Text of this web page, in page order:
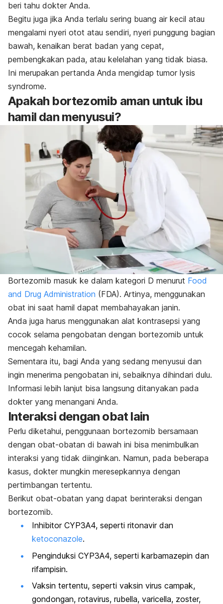
beri tahu dokter Anda.
Begitu juga jika Anda terlalu sering buang air kecil atau
mengalami nyeri otot atau sendiri, nyeri punggung bagian
bawah, kenaikan berat badan yang cepat,
pembengkakan pada, atau kelelahan yang tidak biasa.
Ini merupakan pertanda Anda mengidap tumor lysis
syndrome.
Apakah bortezomib aman untuk ibu
hamil dan menyusui?
Bortezomib masuk ke dalam kategori D menurut Food
and Drug Administration (FDA). Artinya, menggunakan
obat ini saat hamil dapat membahayakan janin.
Anda juga harus menggunakan alat kontrasepsi yang
cocok selama pengobatan dengan bortezomib untuk
mencegah kehamilan.
Sementara itu, bagi Anda yang sedang menyusui dan
ingin menerima pengobatan ini, sebaiknya dihindari dulu.
Informasi lebih lanjut bisa langsung ditanyakan pada
dokter yang menangani Anda.
Interaksi dengan obat lain
Perlu diketahui, penggunaan bortezomib bersamaan
dengan obat-obatan di bawah ini bisa menimbulkan
interaksi yang tidak diinginkan. Namun, pada beberapa
kasus, dokter mungkin meresepkannya dengan
pertimbangan tertentu.
Berikut obat-obatan yang dapat berinteraksi dengan
bortezomib.
Inhibitor CYP3A4, seperti ritonavir dan
ketoconazole.
Penginduksi CYP3A4, seperti karbamazepin dan
rifampisin.
Vaksin tertentu, seperti vaksin virus campak,
gondongan, rotavirus, rubella, varicella, zoster,